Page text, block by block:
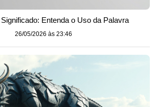
Entenda o Uso da Palavra
26/05/2026 às 23:46